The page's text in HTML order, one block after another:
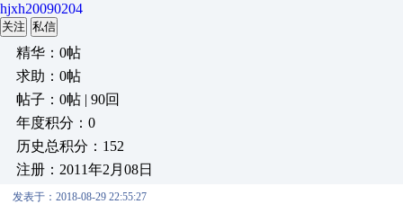
hjxh20090204
关注 私信
精华：0帖
求助：0帖
帖子：0帖 | 90回
年度积分：0
历史总积分：152
注册：2011年2月08日
发表于：2018-08-29 22:55:27